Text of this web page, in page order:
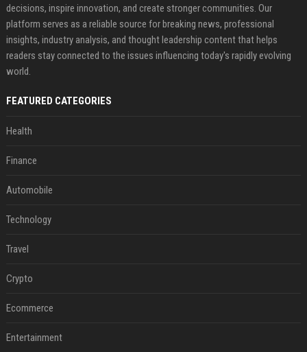
decisions, inspire innovation, and create stronger communities. Our
platform serves as a reliable source for breaking news, professional
insights, industry analysis, and thought leadership content that helps
readers stay connected to the issues influencing today's rapidly evolving
world.
FEATURED CATEGORIES
Health
Finance
Automobile
Technology
Travel
Crypto
Ecommerce
Entertainment